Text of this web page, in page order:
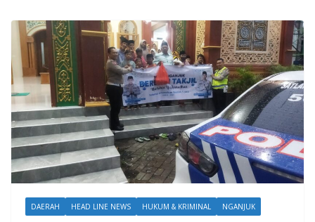
DAERAH HEAD LINE NEWS HUKUM & KRIMINAL NGANJUK